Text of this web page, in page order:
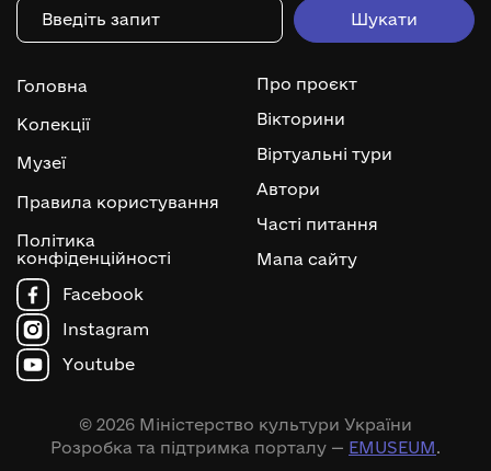
Головна
Колекції
Музеї
Правила користування
Політика
конфіденційності
Про проєкт
Вікторини
Віртуальні тури
Автори
Часті питання
Мапа сайту
Facebook
Instagram
Youtube
© 2026 Міністерство культури України
Розробка та підтримка порталу — EMUSEUM.